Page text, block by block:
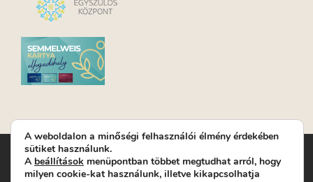
Turay Ida Színház Közhasznú Nonprofit Kft. | Működési
helyszín: Turay Ida Színház 1089 Budapest, Kálvária tér 6. |
A weboldalon a minőségi felhasználói élmény érdekében
sütiket használunk.
A beállítások menüpontban többet megtudhat arról, hogy
milyen cookie-kat használunk, illetve kikapcsolhatja